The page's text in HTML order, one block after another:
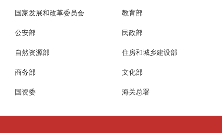
国家发展和改革委员会 教育部
公安部 民政部
自然资源部 住房和城乡建设部
商务部 文化部
国资委 海关总署